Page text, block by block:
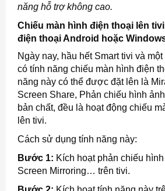
năng hỗ trợ không cao.
Chiếu màn hình điện thoại lên
điện thoại Android hoặc
Ngày nay, hầu hết Smart tivi và
có tính năng chiếu màn hình điện
năng này có thể được đặt lên là
Screen Share, Phản chiếu hình
bản chất, đều là hoạt động chiếu
lên tivi.
Cách sử dụng tính năng này:
Bước 1: Kích hoạt phản chiếu
Screen Mirroring… trên tivi.